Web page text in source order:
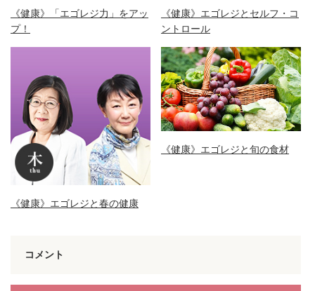
《健康》「エゴレジ力」をアッ
プ！
《健康》エゴレジとセルフ・コ
ントロール
《健康》エゴレジと春の健康
《健康》エゴレジと旬の食材
コメント